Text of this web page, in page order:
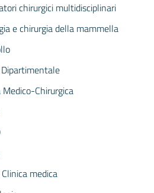
chirurgici multidisciplinari
e chirurgia della mammella
Medico-Chirurgica
medica